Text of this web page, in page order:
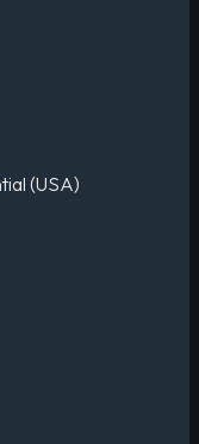
(USA)